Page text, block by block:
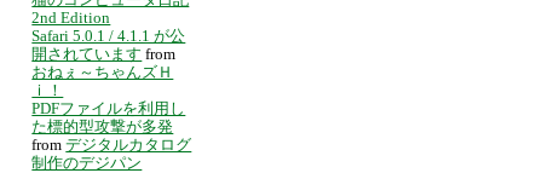
2nd Edition
Safari 5.0.1 / 4.1.1 が公
開されています from
おねぇ～ちゃんズＨ
ｉ！
PDFファイルを利用し
た標的型攻撃が多発
from デジタルカタログ
制作のデジパン